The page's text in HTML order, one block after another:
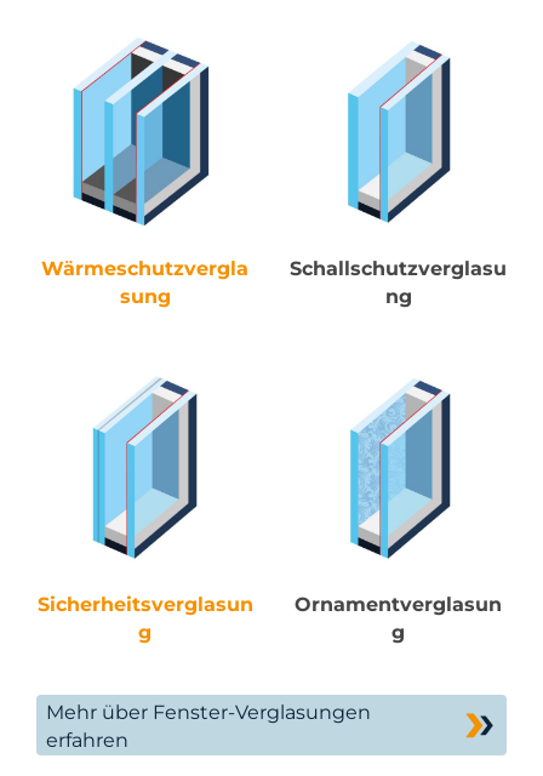
Wärmeschutzvergla
sung
Schallschutzverglasu
ng
Sicherheitsverglasun
g
Ornamentverglasun
g
Mehr über Fenster-Verglasungen
erfahren